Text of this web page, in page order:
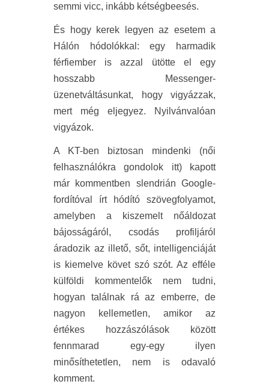
semmi vicc, inkább kétségbeesés.
És hogy kerek legyen az esetem a
Hálón hódolókkal: egy harmadik
férfiember is azzal ütötte el egy
hosszabb Messenger-
üzenetváltásunkat, hogy vigyázzak,
mert még eljegyez. Nyilvánvalóan
vigyázok.
A KT-ben biztosan mindenki (női
felhasználókra gondolok itt) kapott
már kommentben slendrián Google-
fordítóval írt hódító szövegfolyamot,
amelyben a kiszemelt nőáldozat
bájosságáról, csodás profiljáról
áradozik az illető, sőt, intelligenciáját
is kiemelve követ szó szót. Az efféle
külföldi kommentelők nem tudni,
hogyan találnak rá az emberre, de
nagyon kellemetlen, amikor az
értékes hozzászólások között
fennmarad egy-egy ilyen
minősíthetetlen, nem is odavaló
komment.